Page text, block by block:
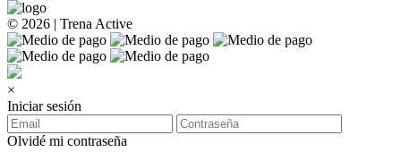
© 2026 | Trena Active
×
Iniciar sesión
Olvidé mi contraseña